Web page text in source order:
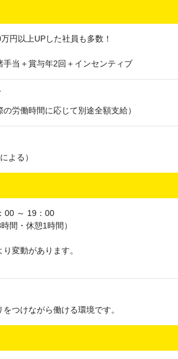
円以上UPした社員も多数！
手当＋賞与年2回＋インセンティブ
労働時間に応じて別途全額支給）
よる）
00 ～ 19：00
間・休憩1時間）
変動があります。
つけながら働ける環境です。